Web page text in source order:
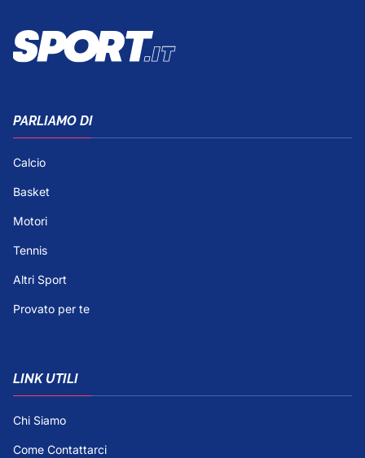
PARLIAMO DI
Calcio
Basket
Motori
Tennis
Altri Sport
Provato per te
LINK UTILI
Chi Siamo
Come Contattarci